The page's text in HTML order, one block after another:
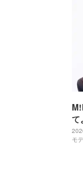
て
ッ
モ